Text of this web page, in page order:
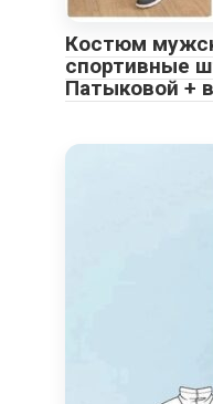
Костюм
спортивные
Патыковой +